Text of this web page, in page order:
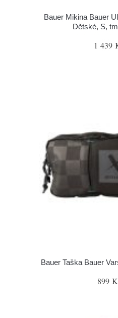
Bauer Mikina Bauer
Dětské, S,
1 439
Bauer Taška Bauer
899